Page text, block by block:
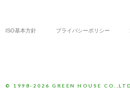
ISO基本方針 プライバシーポリシー
© 1998-2026 GREEN HOUSE